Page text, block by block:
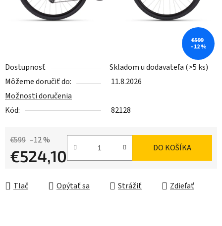
Dostupnosť Skladom u dodavateľa (>5 ks)
Môžeme doručiť do:
11.8.2026
Možnosti doručenia
Kód:
82128
€599 –12 %
€524,10 DO KOŠÍKA
Tlač Opýtať sa Strážiť Zdieľať
€599
–12 %